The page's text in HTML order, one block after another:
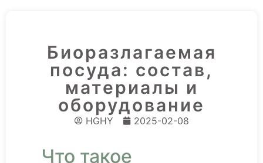
Биоразлагаемая
посуда: состав,
материалы и
оборудование
HGHY 2025-02-08
Что такое